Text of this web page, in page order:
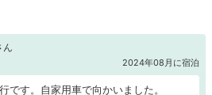
2024年08月に宿泊
です。自家用車で向かいました。